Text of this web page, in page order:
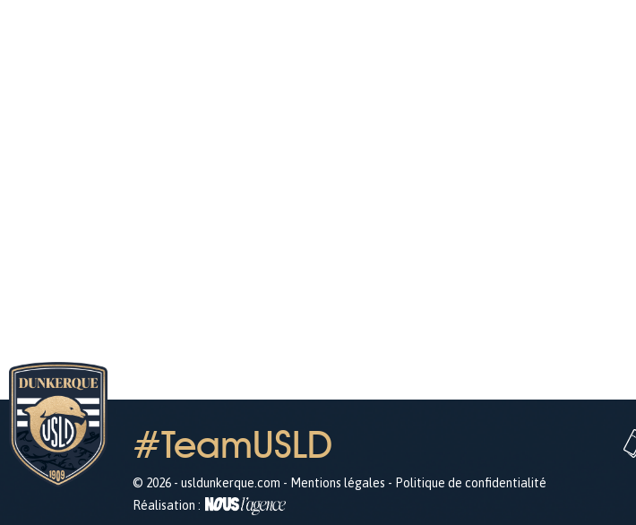
#TeamUSLD
© 2026 - usldunkerque.com - Mentions légales - Politique de confidentialité
Réalisation :